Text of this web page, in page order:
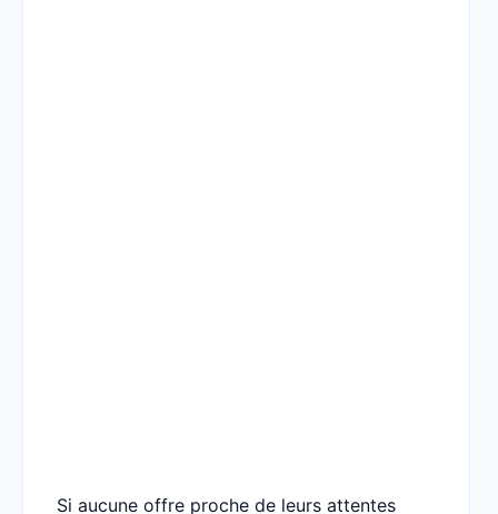
Si aucune offre proche de leurs attentes